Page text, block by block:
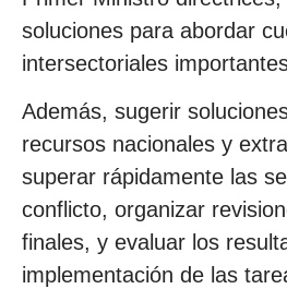
soluciones para abordar
intersectoriales
Además, sugerir
recursos nacionales y
superar rápidamente las
conflicto, organizar
finales, y evaluar los
implementación de las